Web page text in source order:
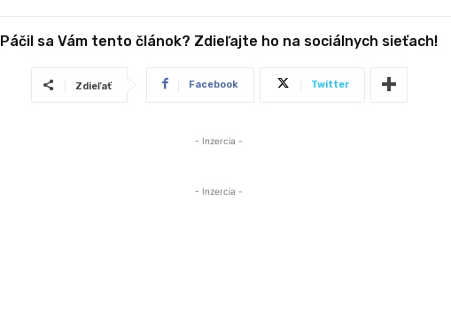
Páčil sa Vám tento článok? Zdieľajte ho na sociálnych sieťach!
Zdieľať Facebook Twitter
- Inzercia -
- Inzercia -